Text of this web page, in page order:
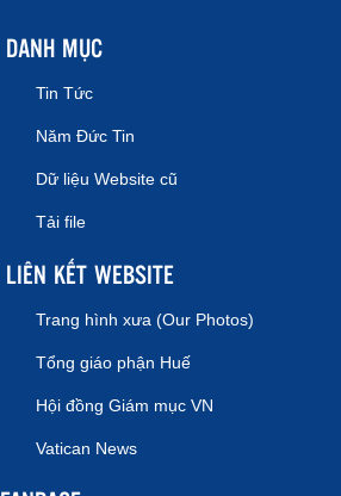
DANH MỤC
Tin Tức
Năm Đức Tin
Dữ liệu Website cũ
Tải file
LIÊN KẾT WEBSITE
Trang hình xưa (Our Photos)
Tổng giáo phận Huế
Hội đồng Giám mục VN
Vatican News